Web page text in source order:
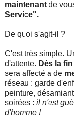
maintenant de
Service".
De quoi s'agit-il ?
C'est très simple.
d'attente. Dès la
sera affecté à de
réseau : garde
peinture,
soirées : il n'est
d'homme !